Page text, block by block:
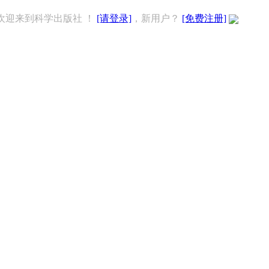
迎来到科学出版社 ！ [请登录] ，新用户？ [免费注册]